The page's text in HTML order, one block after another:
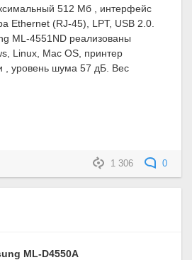
512 Мб , интерфейс
Ethernet (RJ-45), LPT, USB 2.0.
ML-4551ND реализованы
Linux, Mac OS, принтер
, уровень шума 57 дБ. Вес
1 306 0
ML-D4550A